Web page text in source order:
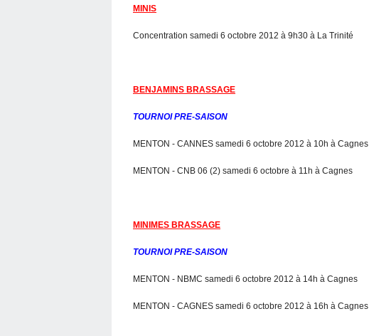
MINIS
Concentration samedi 6 octobre 2012 à 9h30 à La Trinité
BENJAMINS BRASSAGE
TOURNOI PRE-SAISON
MENTON - CANNES samedi 6 octobre 2012 à 10h à Cagnes
MENTON - CNB 06 (2) samedi 6 octobre à 11h à Cagnes
MINIMES BRASSAGE
TOURNOI PRE-SAISON
MENTON - NBMC samedi 6 octobre 2012 à 14h à Cagnes
MENTON - CAGNES samedi 6 octobre 2012 à 16h à Cagnes